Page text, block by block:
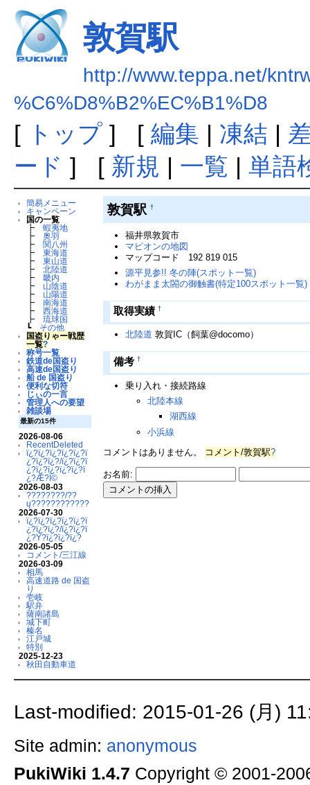
敦賀駅
http://www.teppa.net/
%C6%D8%B2%EC%B1%D8
[ トップ] [ 編集 | 凍結 |
ード ] [ 新規 | 一覧 | 単語
簡易メニュー
キャンペーン
国の一覧
┣蝦夷地
┣奥羽
┣ 関八州
┣東海道
┣東山道
┣北陸道
┣畿内
┣ 山陰道
┣ 山陽道
┣南海道
┣西海道
┣琉球国
┗ その他
国盗りゃー戦歴
一覧?
称号一覧
鉄道de国盗り
高速de国盗り
船 de 国盗り
便利な切符
じぃの一言
管理人への要望
雑談場
最新の15件
2026-08-06
RecentDeleted
ï¿?ï¿?ï¿?ï¿?ï¿?ï
¿?ï¿?ï¿?/ï¿?ï¿?ï
¿?ï¿?ï¿?ï¿?ï¿?ï
¿?Æ?Ï©
2026-08-03
????????/??
ų????????????
2026-07-30
ï¿?ï¿?ï¿?ï¿?ï¿?ï
¿?ï¿?ï¿?/ï¿?ï¿?ï
¿?Ý?ï¿?ï¿?ï¿?
2026-05-05
コメント/三江線
2026-03-09
相馬
高速道路 de 国盗
り
壱岐
駅弁
薩南諸島
城下町
榛名
江戸城
特別
2025-12-23
秋田自動車道
敦賀駅 †
福井県敦賀市
マピオンの地図
マップコード 192 819 015
源平見参!! 冬の陣(スポット一覧)
わがまま太閤の御触書(特定100スポット一覧)
取得実績 †
北陸道 敦賀IC（飼葉@docomo）
備考 †
乗り入れ・接続路線
北陸本線
湖西線
小浜線
コメントはありません。
コメント/敦賀駅?
お名前:
Last-modified: 2015-01-26 (月)
Site admin: anonymous
PukiWiki 1.4.7 Copyright © 2001-